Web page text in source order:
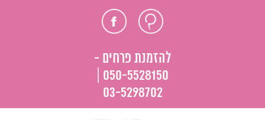
חוות פייסבוק
להזמנת פרחים -
050-5528150 |
03-5298702